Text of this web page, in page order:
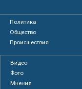
Политика
Общество
Происшествия
Видео
Фото
Мнения